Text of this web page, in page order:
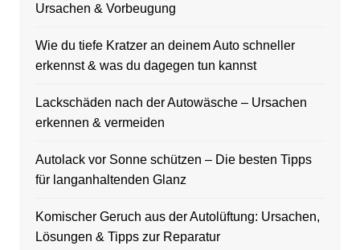
Ursachen & Vorbeugung
Wie du tiefe Kratzer an deinem Auto schneller
erkennst & was du dagegen tun kannst
Lackschäden nach der Autowäsche – Ursachen
erkennen & vermeiden
Autolack vor Sonne schützen – Die besten Tipps
für langanhaltenden Glanz
Komischer Geruch aus der Autolüftung: Ursachen,
Lösungen & Tipps zur Reparatur